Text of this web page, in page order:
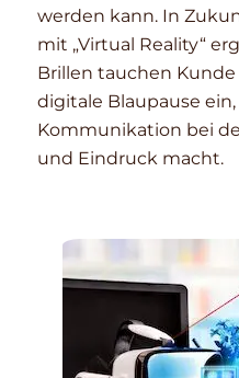
werden kann. In
mit „Virtual Reality“
Brillen tauchen
digitale Blaupause ein,
Kommunikation bei
und Eindruck macht.